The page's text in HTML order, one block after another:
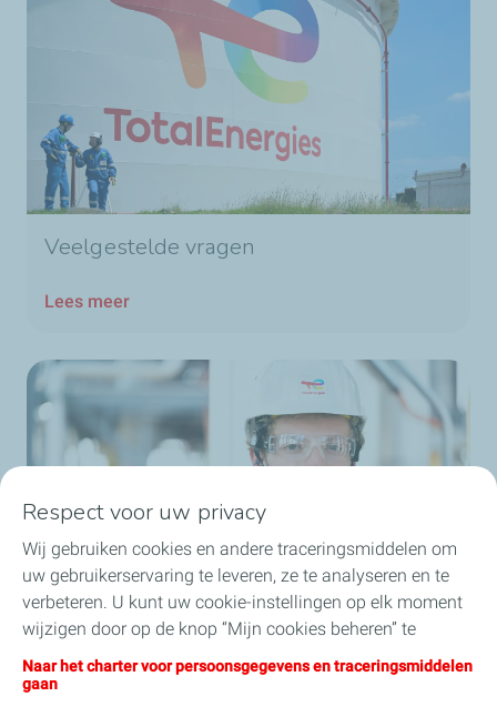
Veelgestelde vragen
Lees meer
Wie zijn we?
Respect voor uw privacy
Wij gebruiken cookies en andere traceringsmiddelen om
uw gebruikerservaring te leveren, ze te analyseren en te
verbeteren. U kunt uw cookie-instellingen op elk moment
wijzigen door op de knop “Mijn cookies beheren” te
klikken. Door op de knop "Ik aanvaard" te klikken, stemt u
in met de installatie van alle cookies. Als u op "Ik weiger"
Naar het charter voor persoonsgegevens en traceringsmiddelen
gaan